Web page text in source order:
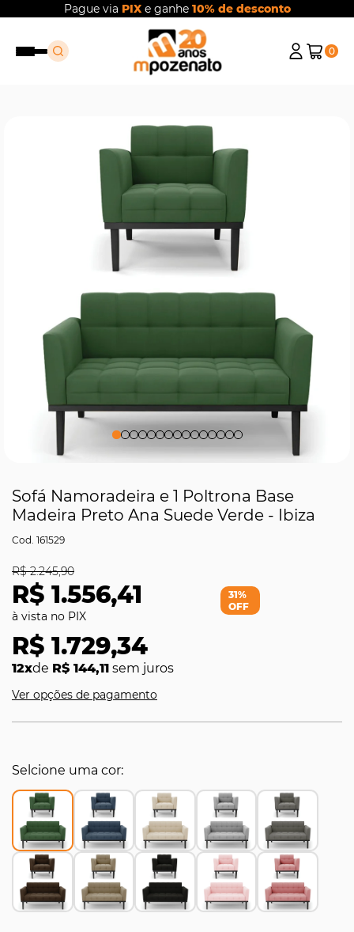
Pague via PIXe ganhe 10% de desconto
0
Sofá Namoradeira e 1 Poltrona Base
Madeira Preto Ana Suede Verde - Ibiza
161529
R$ 1.556,41
R$ 2.245,90
R$ 1.729,34
12xde R$ 144,11 sem juros
31%
OFF
Ver opções de pagamento
Selcione uma cor